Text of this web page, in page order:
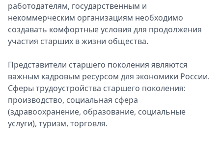
работодателям, государственным и
некоммерческим организациям необходимо
создавать комфортные условия для продолжения
участия старших в жизни общества.
Представители старшего поколения являются
важным кадровым ресурсом для экономики России.
Сферы трудоустройства старшего поколения:
производство, социальная сфера
(здравоохранение, образование, социальные
услуги), туризм, торговля.